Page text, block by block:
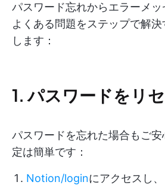
パスワード忘れからエラーメッ
よくある問題をステップで解
します：
1. パスワードをリ
パスワードを忘れた場合もご
定は簡単です：
Notion/loginにアクセスし